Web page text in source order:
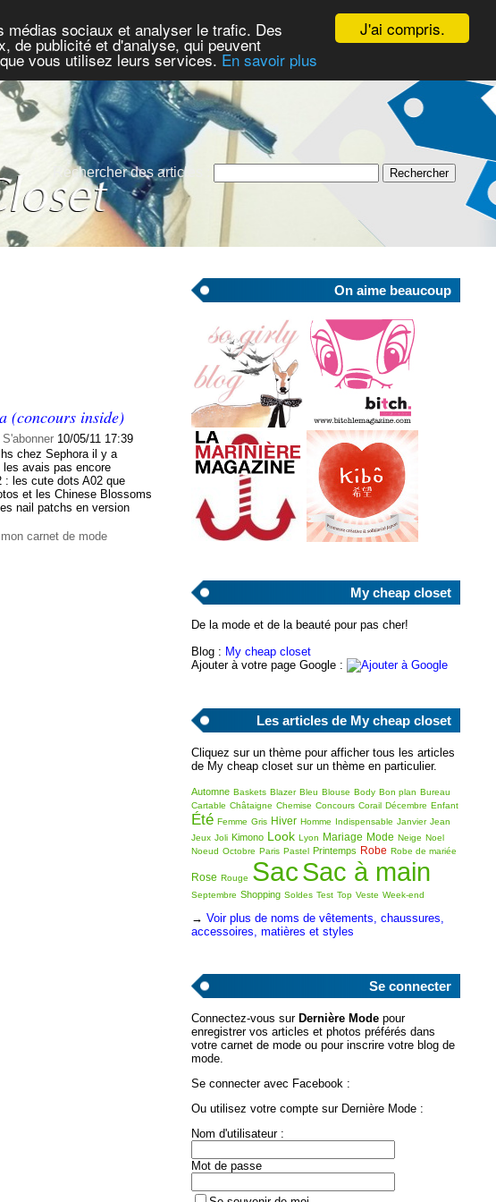
J'ai compris.
sociaux et analyser le trafic. Des
de publicité et d'analyse, qui peuvent
vous utilisez leurs services. En savoir plus
Rechercher des articles :
(concours inside)
S'abonner 10/05/11 17:39
chez Sephora il y a
avais pas encore
: les cute dots A02 que
et les Chinese Blossoms
nail patchs en version
carnet de mode
On aime beaucoup
My cheap closet
De la mode et de la beauté pour pas cher!
Blog : My cheap closet
Ajouter à votre page Google :
Les articles de My cheap closet
Cliquez sur un thème pour afficher tous les articles
de My cheap closet sur un thème en particulier.
Automne Baskets Blazer Bleu Blouse Body Bon plan Bureau
Cartable Châtaigne Chemise Concours Corail Décembre Enfant
Été Femme Gris Hiver Homme Indispensable Janvier Jean
Jeux Joli Kimono Look Lyon Mariage Mode Neige Noel
Noeud Octobre Paris Pastel Printemps Robe Robe de mariée
Rose Rouge SacSac à main
Septembre Shopping Soldes Test Top Veste Week-end
→ Voir plus de noms de vêtements, chaussures,
accessoires, matières et styles
Se connecter
Connectez-vous sur Dernière Modepour
enregistrer vos articles et photos préférés dans
votre carnet de mode ou pour inscrire votre blog de
mode.
Se connecter avec Facebook :
Ou utilisez votre compte sur Dernière Mode :
Nom d'utilisateur :
Mot de passe